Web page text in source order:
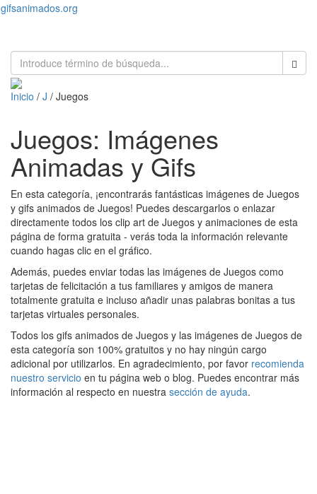
gifsanimados.org
Inicio / J / Juegos
Juegos: Imágenes
Animadas y Gifs
En esta categoría, ¡encontrarás fantásticas imágenes de Juegos
y gifs animados de Juegos! Puedes descargarlos o enlazar
directamente todos los clip art de Juegos y animaciones de esta
página de forma gratuita - verás toda la información relevante
cuando hagas clic en el gráfico.
Además, puedes enviar todas las imágenes de Juegos como
tarjetas de felicitación a tus familiares y amigos de manera
totalmente gratuita e incluso añadir unas palabras bonitas a tus
tarjetas virtuales personales.
Todos los gifs animados de Juegos y las imágenes de Juegos de
esta categoría son 100% gratuitos y no hay ningún cargo
adicional por utilizarlos. En agradecimiento, por favor recomienda
nuestro servicio en tu página web o blog. Puedes encontrar más
información al respecto en nuestra sección de ayuda.